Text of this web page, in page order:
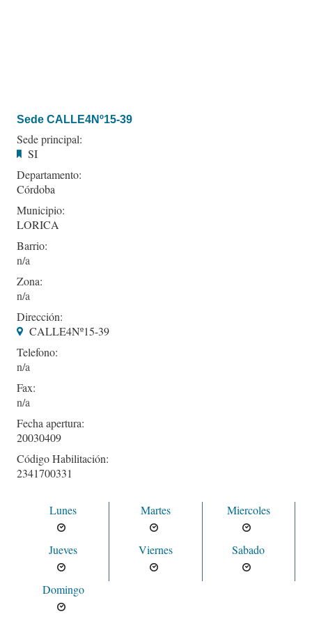
Sede CALLE4Nº15-39
Sede principal:
SI
Departamento:
Córdoba
Municipio:
LORICA
Barrio:
Zona:
Dirección:
CALLE4Nº15-39
Telefono:
Fax:
Fecha apertura:
20030409
Código Habilitación:
2341700331
Lunes Martes Miercoles
Jueves Viernes Sabado
Domingo